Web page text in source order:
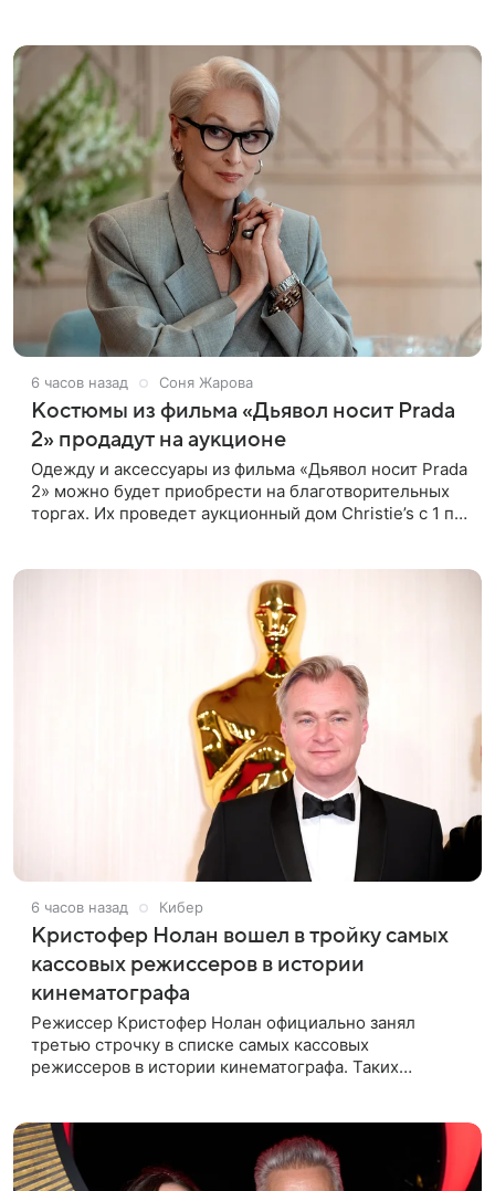
6 часов назад Соня Жарова
Костюмы из фильма «Дьявол носит Prada
2» продадут на аукционе
Одежду и аксессуары из фильма «Дьявол носит Prada
2» можно будет приобрести на благотворительных
торгах. Их проведет аукционный дом Christie’s с 1 по
6 часов назад Кибер
Кристофер Нолан вошел в тройку самых
кассовых режиссеров в истории
кинематографа
Режиссер Кристофер Нолан официально занял
третью строчку в списке самых кассовых
режиссеров в истории кинематографа. Таких